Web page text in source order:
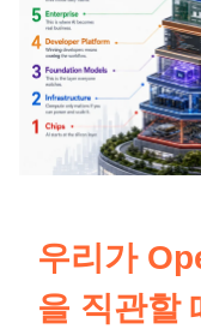
우리가
을 직관할